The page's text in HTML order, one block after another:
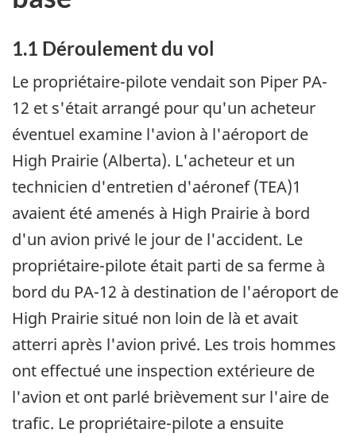
1.1 Déroulement du vol
Le propriétaire-pilote vendait son Piper PA-
12 et s'était arrangé pour qu'un acheteur
éventuel examine l'avion à l'aéroport de
High Prairie (Alberta). L'acheteur et un
technicien d'entretien d'aéronef (TEA)1
avaient été amenés à High Prairie à bord
d'un avion privé le jour de l'accident. Le
propriétaire-pilote était parti de sa ferme à
bord du PA-12 à destination de l'aéroport de
High Prairie situé non loin de là et avait
atterri après l'avion privé. Les trois hommes
ont effectué une inspection extérieure de
l'avion et ont parlé brièvement sur l'aire de
trafic. Le propriétaire-pilote a ensuite